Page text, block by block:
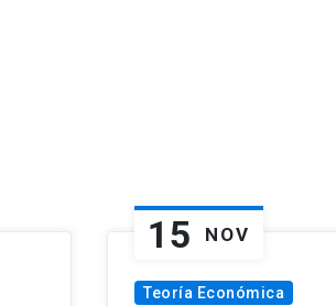
15 NOV
Teoría Económica